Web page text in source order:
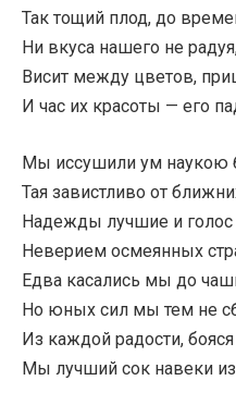
Так тощий плод, до
Ни вкуса нашего не
Висит между цветов,
И час их красоты — его
Мы иссушили ум наукою
Тая завистливо от
Надежды лучшие и голос
Неверием осмеянных
Едва касались мы до
Но юных сил мы тем не
Из каждой радости,
Мы лучший сок навеки